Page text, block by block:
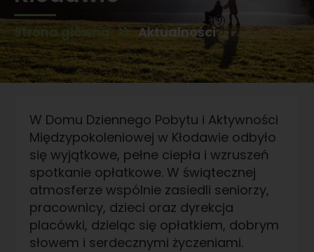
Strona główna Aktualności
W Domu Dziennego Pobytu i Aktywności
Międzypokoleniowej w Kłodawie odbyło
się wyjątkowe, pełne ciepła i wzruszeń
spotkanie opłatkowe. W świątecznej
atmosferze wspólnie zasiedli seniorzy,
pracownicy, dzieci oraz dyrekcja
placówki, dzieląc się opłatkiem, dobrym
słowem i serdecznymi życzeniami.